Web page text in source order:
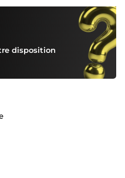
disposition